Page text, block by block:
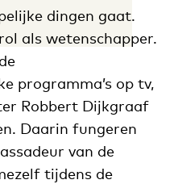
dingen gaat.
als wetenschapper.
programma’s op tv,
Robbert Dijkgraaf
Daarin fungeren
van de
tijdens de